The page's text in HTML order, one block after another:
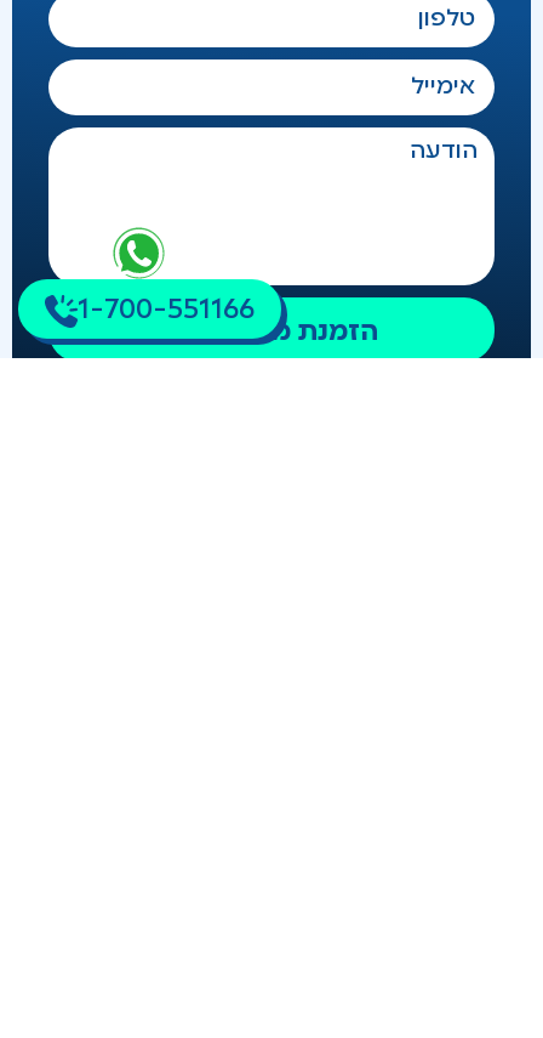
הזמנת מורה פרטי
1-700-551166